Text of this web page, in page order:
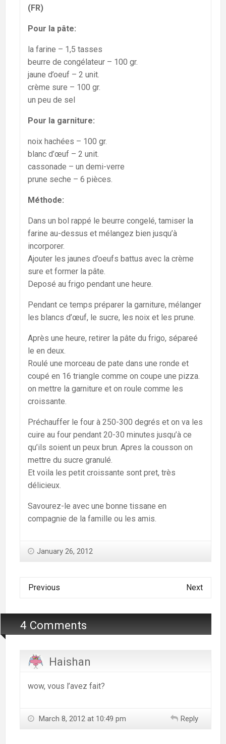
(FR)
Pour la pâte:
la farine – 1,5 tasses
beurre de congélateur – 100 gr.
jaune d’oeuf – 2 unit.
crème sure – 100 gr.
un peu de sel
Pour la garniture:
noix hachées – 100 gr.
blanc d’œuf – 2 unit.
cassonade – un demi-verre
prune seche – 6 pièces.
Méthode:
Dans un bol rappé le beurre congelé, tamiser la
farine au-dessus et mélangez bien jusqu’à
incorporer.
Ajouter les jaunes d’oeufs battus avec la crème
sure et former la pâte.
Deposé au frigo pendant une heure.
Pendant ce temps préparer la garniture, mélanger
les blancs d’œuf, le sucre, les noix et les prune.
Après une heure, retirer la pâte du frigo, sépareé
le en deux.
Roulé une morceau de pate dans une ronde et
coupé en 16 triangle comme on coupe une pizza.
on mettre la garniture et on roule comme les
croissante.
Préchauffer le four à 250-300 degrés et on va les
cuire au four pendant 20-30 minutes jusqu’à ce
qu’ils soient un peux brun. Apres la cousson on
mettre du sucre granulé.
Et voila les petit croissante sont pret, très
délicieux.
Savourez-le avec une bonne tissane en
compagnie de la famille ou les amis.
January 26, 2012
Previous Next
4 Comments
Haishan
wow, vous l’avez fait?
March 8, 2012 at 10:49 pm Reply